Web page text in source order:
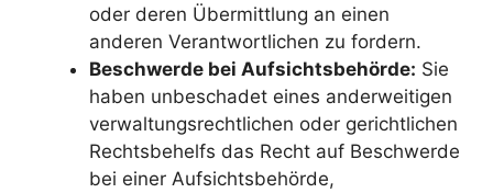
oder deren Übermittlung an einen
anderen Verantwortlichen zu fordern.
Beschwerde bei Aufsichtsbehörde: Sie
haben unbeschadet eines anderweitigen
verwaltungsrechtlichen oder gerichtlichen
Rechtsbehelfs das Recht auf Beschwerde
bei einer Aufsichtsbehörde,